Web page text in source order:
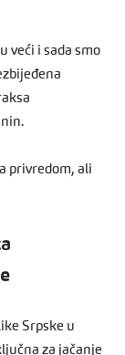
veći i sada smo
privredom, ali
Srpske u
za jačanje